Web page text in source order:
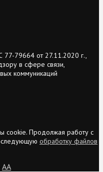
79664 от 27.11.2020 г.,
в сфере связи,
коммуникаций
cookie. Продолжая работу с
обработку файлов
AA